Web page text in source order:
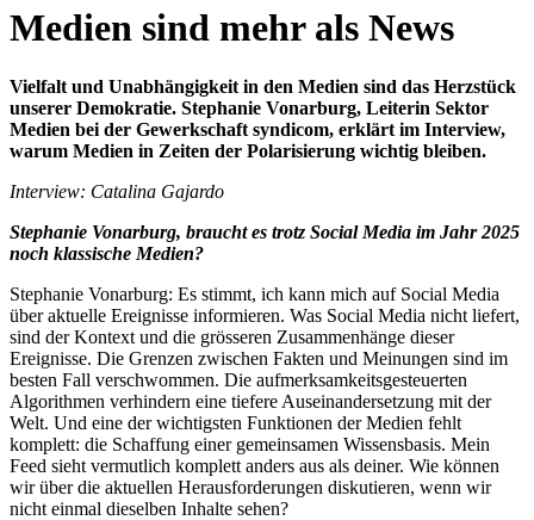
Medien sind mehr als News
Vielfalt und Unabhängigkeit in den Medien sind das Herzstück
unserer Demokratie. Stephanie Vonarburg, Leiterin Sektor
Medien bei der Gewerkschaft syndicom, erklärt im Interview,
warum Medien in Zeiten der Polarisierung wichtig bleiben.
Interview: Catalina Gajardo
Stephanie Vonarburg, braucht es trotz Social Media im Jahr 2025
noch klassische Medien?
Stephanie Vonarburg: Es stimmt, ich kann mich auf Social Media
über aktuelle Ereignisse informieren. Was Social Media nicht liefert,
sind der Kontext und die grösseren Zusammenhänge dieser
Ereignisse. Die Grenzen zwischen Fakten und Meinungen sind im
besten Fall verschwommen. Die aufmerksamkeitsgesteuerten
Algorithmen verhindern eine tiefere Auseinandersetzung mit der
Welt. Und eine der wichtigsten Funktionen der Medien fehlt
komplett: die Schaffung einer gemeinsamen Wissensbasis. Mein
Feed sieht vermutlich komplett anders aus als deiner. Wie können
wir über die aktuellen Herausforderungen diskutieren, wenn wir
nicht einmal dieselben Inhalte sehen?